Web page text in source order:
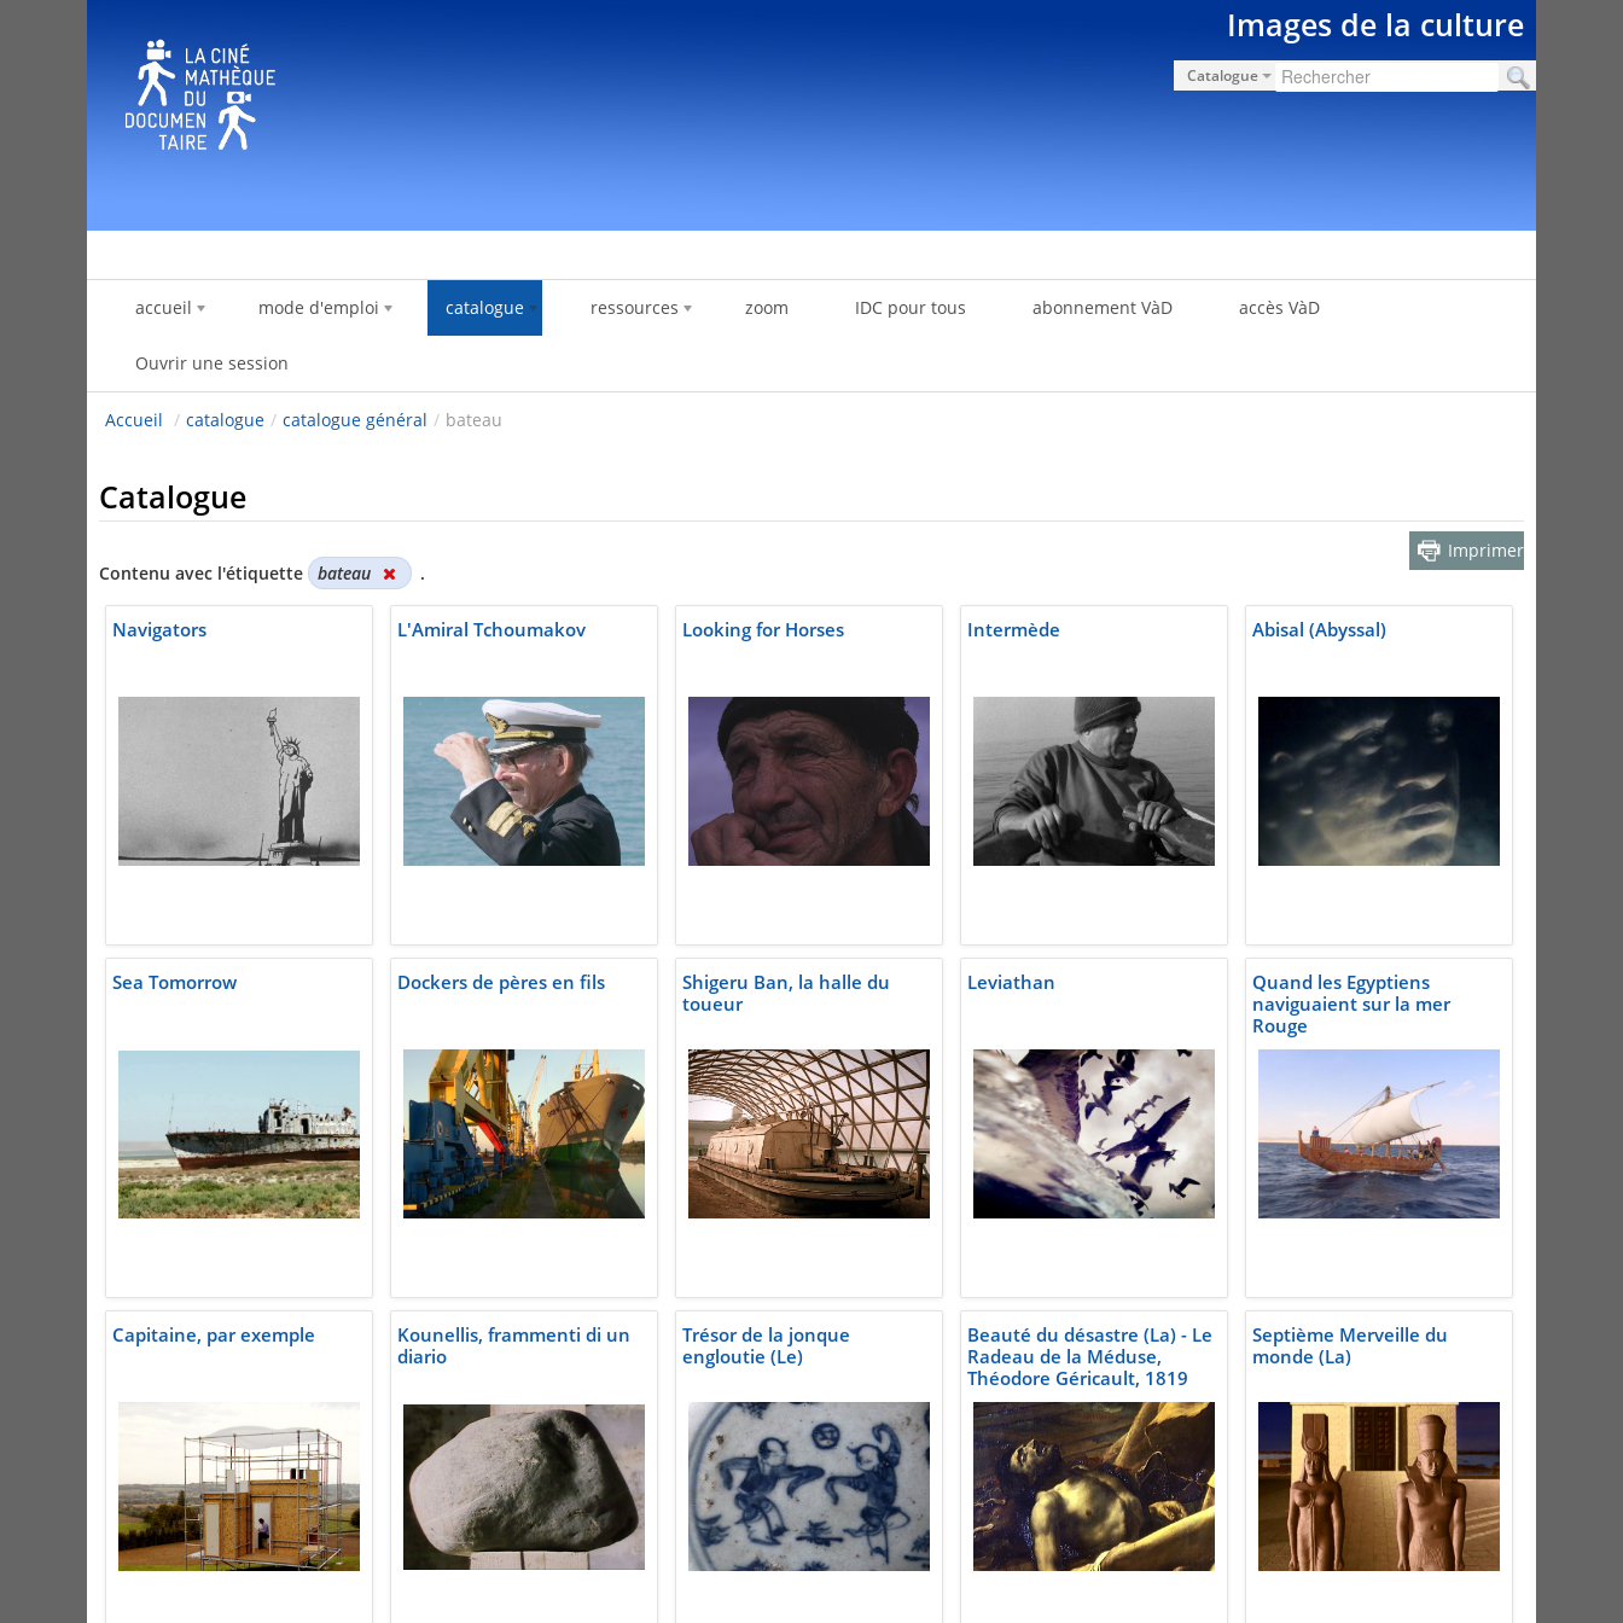
Images de la culture
Catalogue
accueil mode d'emploi catalogue ressources zoom IDC pour tous abonnement VàD accès VàD
Ouvrir une session
Accueil / catalogue / catalogue général / bateau
Catalogue
Contenu avec l'étiquette bateau .
Imprimer
Navigators L'Amiral Tchoumakov Looking for Horses Intermède Abisal (Abyssal)
Sea Tomorrow Dockers de pères en fils
Shigeru Ban, la halle du
toueur
Leviathan
Quand les Egyptiens
naviguaient sur la mer
Rouge
Capitaine, par exemple
Kounellis, frammenti di un
diario
Trésor de la jonque
engloutie (Le)
Beauté du désastre (La) - Le
Radeau de la Méduse,
Théodore Géricault, 1819
Septième Merveille du
monde (La)